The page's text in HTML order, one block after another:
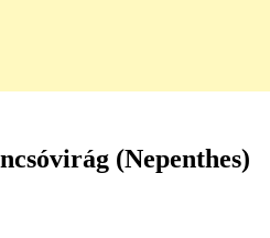
(Nepenthes)